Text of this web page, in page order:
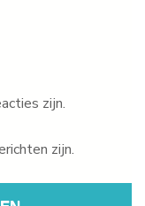
zijn.
zijn.